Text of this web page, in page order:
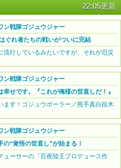
22:05更新
ン戦隊ゴジュウジャー
ぐれ者たちの戦いがついに完結
流行しているみたいですが、それが厄災
ン戦隊ゴジュウジャー
せです。『これが俺様の世直しだ！』
ます！ゴジュウポーラー／熊手真白役木
ン戦隊ゴジュウジャー
“覚悟の世直し”が始まる！
ーサーの「百夜陸王プロデュース作